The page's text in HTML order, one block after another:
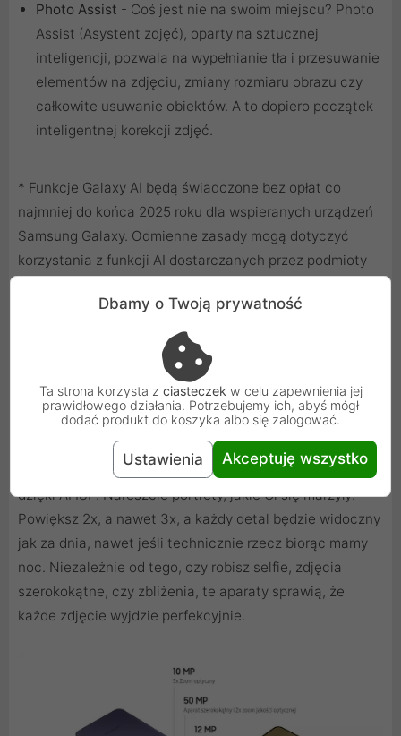
Photo Assist - Coś jest nie na swoim miejscu? Photo
Assist (Asystent zdjęć), oparty na sztucznej
inteligencji, pozwala na wypełnianie tła i przesuwanie
elementów na zdjęciu, zmiany rozmiaru obrazu czy
całkowite usuwanie obiektów. A to dopiero początek
inteligentnej korekcji zdjęć.
* Funkcje Galaxy AI będą świadczone bez opłat co
najmniej do końca 2025 roku dla wspieranych urządzeń
Samsung Galaxy. Odmienne zasady mogą dotyczyć
korzystania z funkcji AI dostarczanych przez podmioty
Uchwyć wszystkie szczegóły
Prawdziwa pikselowa potęga, która nigdy nie zawodzi.
Rób zdjęcia w wysokiej rozdzielczości, a te bez
wątpienia przetrwają próbę czasu. Przez długie lata. Rób
jasne, kolorowe i wyraźne zdjęcia nawet w ciemności
dzięki AI ISP. Nareszcie portrety, jakie Ci się marzyły!
Powiększ 2x, a nawet 3x, a każdy detal będzie widoczny
jak za dnia, nawet jeśli technicznie rzecz biorąc mamy
noc. Niezależnie od tego, czy robisz selfie, zdjęcia
szerokokątne, czy zbliżenia, te aparaty sprawią, że
każde zdjęcie wyjdzie perfekcyjnie.
Dbamy o Twoją prywatność
Ta strona korzysta z ciasteczek w celu zapewnienia jej
prawidłowego działania. Potrzebujemy ich, abyś mógł
dodać produkt do koszyka albo się zalogować.
Ustawienia Akceptuję wszystko